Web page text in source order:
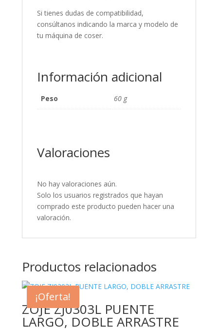
Si tienes dudas de compatibilidad,
consúltanos indicando la marca y modelo de
tu máquina de coser.
Información adicional
Peso 60 g
Valoraciones
No hay valoraciones aún.
Solo los usuarios registrados que hayan
comprado este producto pueden hacer una
valoración.
Productos relacionados
¡Oferta!
ZOJE ZJ0303L PUENTE
LARGO, DOBLE ARRASTRE